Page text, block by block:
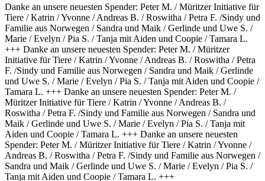
Danke an unsere neuesten Spender: Peter M. / Müritzer Initiative für
Tiere / Katrin / Yvonne / Andreas B. / Roswitha / Petra F. /Sindy und
Familie aus Norwegen / Sandra und Maik / Gerlinde und Uwe S. /
Marie / Evelyn / Pia S. / Tanja mit Aiden und Coopie / Tamara L.
+++ Danke an unsere neuesten Spender: Peter M. / Müritzer
Initiative für Tiere / Katrin / Yvonne / Andreas B. / Roswitha / Petra
F. /Sindy und Familie aus Norwegen / Sandra und Maik / Gerlinde
und Uwe S. / Marie / Evelyn / Pia S. / Tanja mit Aiden und Coopie /
Tamara L. +++ Danke an unsere neuesten Spender: Peter M. /
Müritzer Initiative für Tiere / Katrin / Yvonne / Andreas B. /
Roswitha / Petra F. /Sindy und Familie aus Norwegen / Sandra und
Maik / Gerlinde und Uwe S. / Marie / Evelyn / Pia S. / Tanja mit
Aiden und Coopie / Tamara L. +++ Danke an unsere neuesten
Spender: Peter M. / Müritzer Initiative für Tiere / Katrin / Yvonne /
Andreas B. / Roswitha / Petra F. /Sindy und Familie aus Norwegen /
Sandra und Maik / Gerlinde und Uwe S. / Marie / Evelyn / Pia S. /
Tanja mit Aiden und Coopie / Tamara L. +++